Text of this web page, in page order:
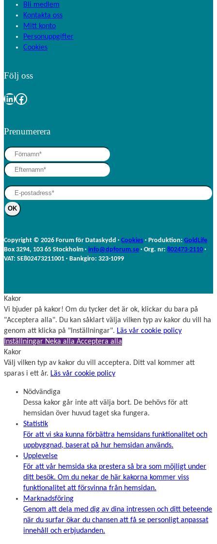
Bli medlem
Kontakta oss
Mitt konto
Personuppgifter
Cookies
Följ oss
LinkedIn Facebook
Prenumerera
N
a
m
(
O
b
i
g
a
i
s
t
)
t
e
m
n
E
p
tCopyright © 2026 Forum för Dataskydd · Cookies · Produktion: GoldLife
Box 3294, 103 65 Stockholm · info@dpforum.se · Org. nr: 802473-2110 ·
VAT: SE802473211001 · Bankgiro: 323-1099
Kakor
Vi bjuder på kakor! Om du tycker det är ok, klickar du bara på
"Acceptera alla". Du kan såklart välja vilken typ av kakor du vill ha
genom att klicka på "Inställningar". Läs vår cookie policy
Inställningar Neka alla Acceptera alla
Kakor
Välj vilken typ av kakor du vill acceptera. Ditt val kommer att
sparas i ett år. Läs vår cookie policy
Nödvändiga
Dessa kakor går inte att välja bort. De behövs för att
hemsidan över huvud taget ska fungera.
Statistik
För att vi ska kunna förbättra hemsidans funktionalitet och
uppbyggnad, baserat på hur hemsidan används.
Upplevelse
För att vår hemsida ska prestera så bra som möjligt under
ditt besök. Om du nekar de här kakorna kommer viss
funktionalitet att försvinna från hemsidan.
Marknadsföring
Genom att dela med dig av dina intressen och ditt beteende
när du surfar ökar du chansen att få se personligt anpassat
innehåll och erbjudanden.